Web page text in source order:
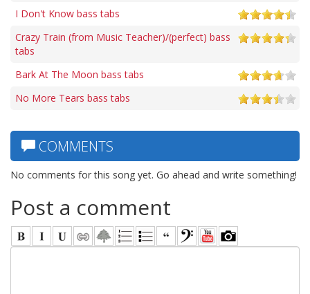
I Don't Know bass tabs
Crazy Train (from Music Teacher)/(perfect) bass
tabs
Bark At The Moon bass tabs
No More Tears bass tabs
COMMENTS
No comments for this song yet. Go ahead and write something!
Post a comment